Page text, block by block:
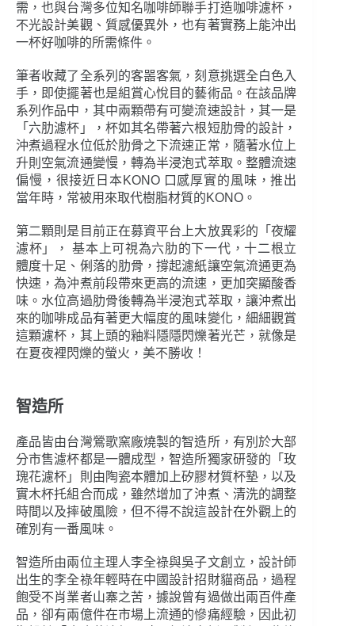
需，也與台灣多位知名咖啡師聯手打造咖啡濾杯，
不光設計美觀、質感優異外，也有著實務上能沖出
一杯好咖啡的所需條件。
筆者收藏了全系列的客噐客氣，刻意挑選全白色入
手，即使擺著也是組賞心悅目的藝術品。在該品牌
系列作品中，其中兩顆帶有可變流速設計，其一是
「六肋濾杯」，杯如其名帶著六根短肋骨的設計，
沖煮過程水位低於肋骨之下流速正常，隨著水位上
升則空氣流通變慢，轉為半浸泡式萃取。整體流速
偏慢，很接近日本KONO 口感厚實的風味，推出
當年時，常被用來取代樹脂材質的KONO。
第二顆則是目前正在募資平台上大放異彩的「夜耀
濾杯」， 基本上可視為六肋的下一代，十二根立
體度十足、俐落的肋骨，撐起濾紙讓空氣流通更為
快速，為沖煮前段帶來更高的流速，更加突顯酸香
味。水位高過肋骨後轉為半浸泡式萃取，讓沖煮出
來的咖啡成品有著更大幅度的風味變化，細細觀賞
這顆濾杯，其上頭的釉料隱隱閃爍著光芒，就像是
在夏夜裡閃爍的螢火，美不勝收！
智造所
產品皆由台灣鶯歌窯廠燒製的智造所，有別於大部
分市售濾杯都是一體成型，智造所獨家研發的「玫
瑰花濾杯」則由陶瓷本體加上矽膠材質杯墊，以及
實木杯托組合而成，雖然增加了沖煮、清洗的調整
時間以及摔破風險，但不得不說這設計在外觀上的
確別有一番風味。
智造所由兩位主理人李全祿與吳子文創立，設計師
出生的李全祿年輕時在中國設計招財貓商品，過程
飽受不肖業者山寨之苦，據說曾有過做出兩百件產
品，卻有兩億件在市場上流通的慘痛經驗，因此初